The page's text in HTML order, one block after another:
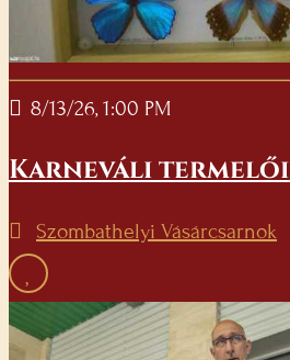
8/13/26, 1:00 PM
Karneváli termelői
Szombathelyi Vásárcsarnok